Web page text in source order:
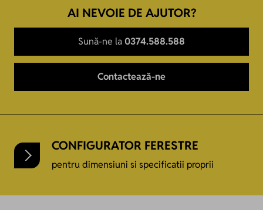
AI NEVOIE DE AJUTOR?
Sună-ne la 0374.588.588
Contactează-ne
CONFIGURATOR FERESTRE
pentru dimensiuni si specificatii proprii